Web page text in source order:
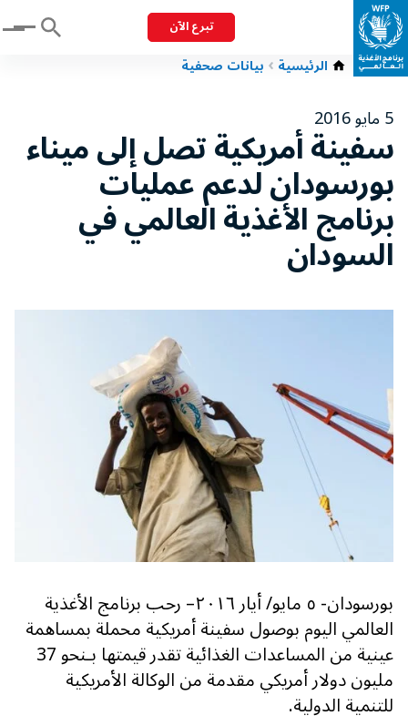
تبرع الآن Menu
الرئيسية بيانات صحفية
5 مايو 2016
سفينة أمريكية تصل إلى ميناء
بورسودان لدعم عمليات
برنامج الأغذية العالمي في
السودان
بورسودان- ٥ مايو/ أيار ٢٠١٦– رحب برنامج الأغذية
العالمي اليوم بوصول سفينة أمريكية محملة بمساهمة
عينية من المساعدات الغذائية تقدر قيمتها بـنحو 37
مليون دولار أمريكي مقدمة من الوكالة الأمريكية
للتنمية الدولية.